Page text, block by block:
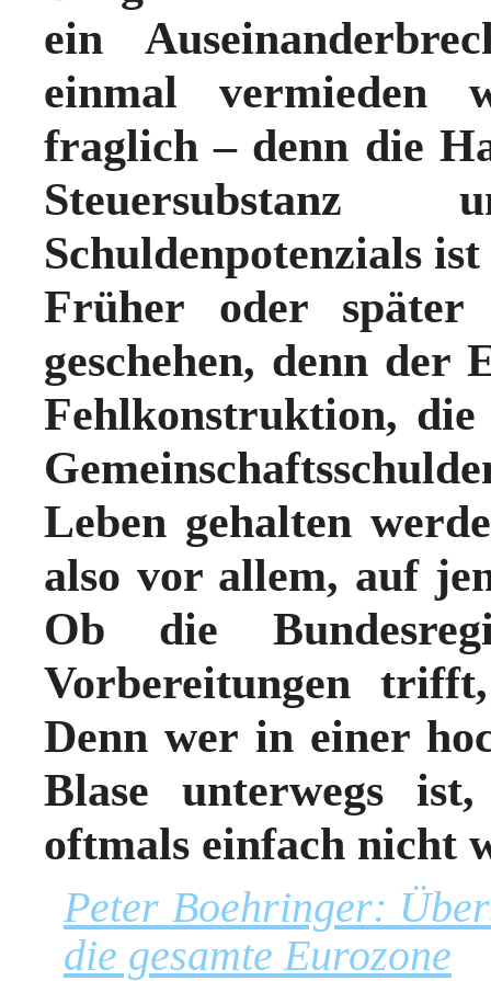
ein
einmal vermieden
fraglich – denn die
Schuldenpotenzials
Früher oder
geschehen, denn der
Fehlkonstruktion,
Leben gehalten
also vor allem, auf
Ob die
Vorbereitungen
Denn wer in einer
Blase unterwegs
oftmals einfach nicht
Peter Boehringer:
die gesamte Eurozone